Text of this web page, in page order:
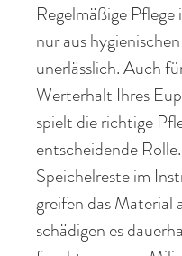
Regelmäßige Pflege
nur aus
unerlässlich. Auch
Werterhalt Ihres
spielt die richtige
entscheidende Rolle.
Speichelreste im
greifen das Material
schädigen es